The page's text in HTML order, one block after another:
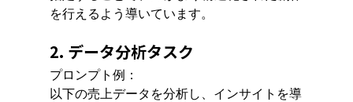
を行えるよう導いています。
2. データ分析タスク
プロンプト例：
以下の売上データを分析し、インサイトを導